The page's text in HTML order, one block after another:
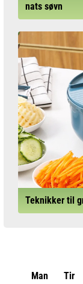
nats søvn
Teknikker til
Man
Tir